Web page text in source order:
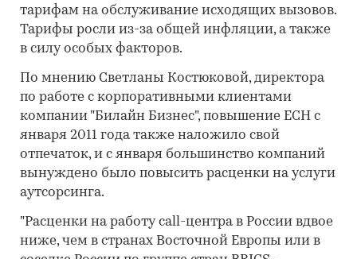
тарифам на обслуживание исходящих вызовов.
Тарифы росли из-за общей инфляции, а также
в силу особых факторов.
По мнению Светланы Костюковой, директора
по работе с корпоративными клиентами
компании "Билайн Бизнес", повышение ЕСН с
января 2011 года также наложило свой
отпечаток, и с января большинство компаний
вынуждено было повысить расценки на услуги
аутсорсинга.
"Расценки на работу call-центра в России вдвое
ниже, чем в странах Восточной Европы или в